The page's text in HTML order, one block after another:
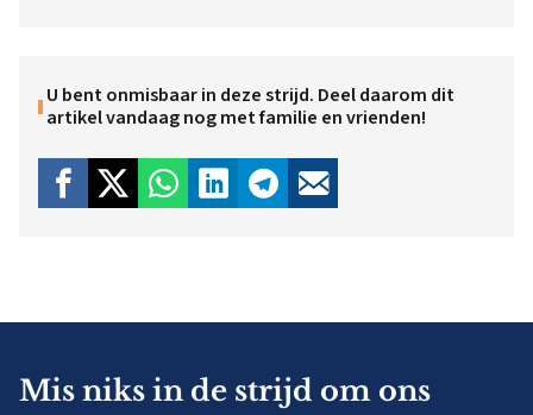
U bent onmisbaar in deze strijd. Deel daarom dit
artikel vandaag nog met familie en vrienden!
Mis niks in de strijd om ons